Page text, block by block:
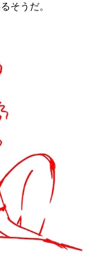
そうだ。